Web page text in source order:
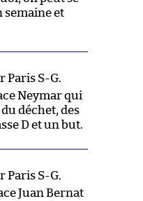
semaine et
Paris S-G.
Neymar qui
déchet, des
D et un but.
Paris S-G.
Juan Bernat